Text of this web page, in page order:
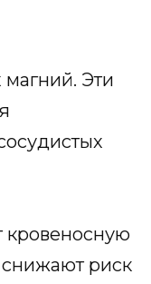
магний. Эти
риск